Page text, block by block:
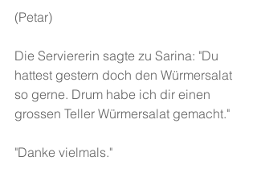
(Petar)
Die Serviererin sagte zu Sarina: "Du
hattest gestern doch den Würmersalat
so gerne. Drum habe ich dir einen
grossen Teller Würmersalat gemacht."
"Danke vielmals."